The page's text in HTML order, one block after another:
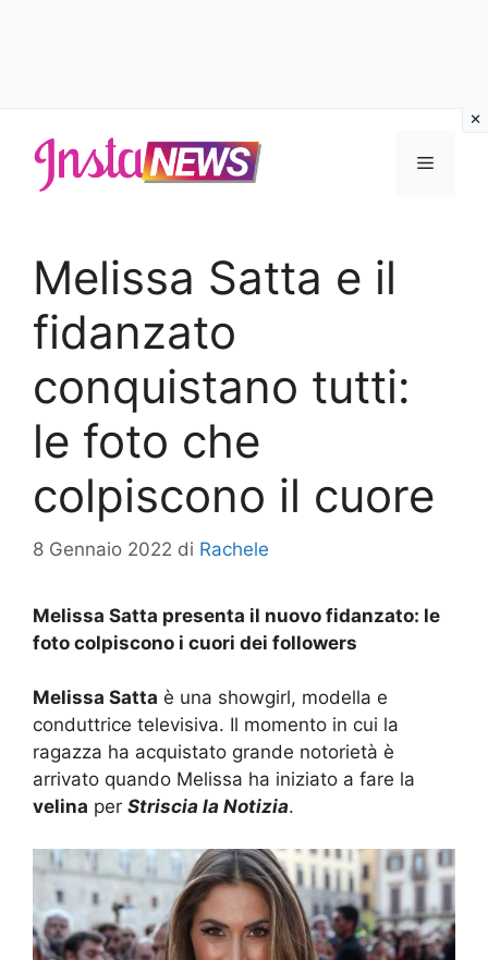
contenuto
Menu
Melissa Satta e il
fidanzato
conquistano tutti:
le foto che
colpiscono il cuore
8 Gennaio 2022 di Rachele
Melissa Satta presenta il nuovo fidanzato: le
foto colpiscono i cuori dei followers
Melissa Satta è una showgirl, modella e
conduttrice televisiva. Il momento in cui la
ragazza ha acquistato grande notorietà è
arrivato quando Melissa ha iniziato a fare la
velina per Striscia la Notizia.